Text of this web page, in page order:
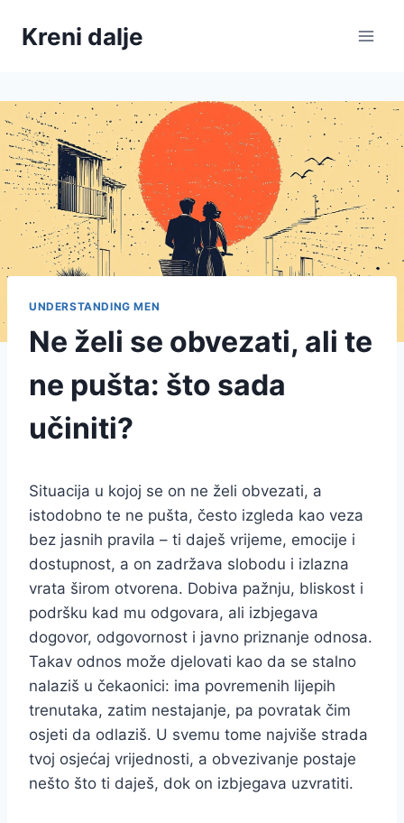
Kreni dalje
UNDERSTANDING MEN
Ne želi se obvezati, ali te
ne pušta: što sada
učiniti?
Situacija u kojoj se on ne želi obvezati, a
istodobno te ne pušta, često izgleda kao veza
bez jasnih pravila – ti daješ vrijeme, emocije i
dostupnost, a on zadržava slobodu i izlazna
vrata širom otvorena. Dobiva pažnju, bliskost i
podršku kad mu odgovara, ali izbjegava
dogovor, odgovornost i javno priznanje odnosa.
Takav odnos može djelovati kao da se stalno
nalaziš u čekaonici: ima povremenih lijepih
trenutaka, zatim nestajanje, pa povratak čim
osjeti da odlaziš. U svemu tome najviše strada
tvoj osjećaj vrijednosti, a obvezivanje postaje
nešto što ti daješ, dok on izbjegava uzvratiti.